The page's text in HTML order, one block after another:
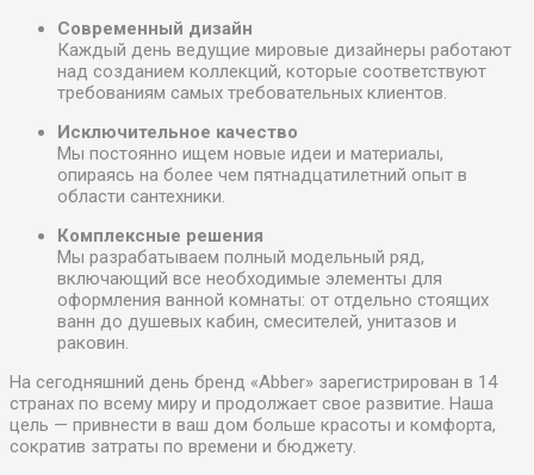
Современный дизайн
Каждый день ведущие мировые дизайнеры работают
над созданием коллекций, которые соответствуют
требованиям самых требовательных клиентов.
Исключительное качество
Мы постоянно ищем новые идеи и материалы,
опираясь на более чем пятнадцатилетний опыт в
области сантехники.
Комплексные решения
Мы разрабатываем полный модельный ряд,
включающий все необходимые элементы для
оформления ванной комнаты: от отдельно стоящих
ванн до душевых кабин, смесителей, унитазов и
раковин.
На сегодняшний день бренд «Abber» зарегистрирован в 14
странах по всему миру и продолжает свое развитие. Наша
цель — привнести в ваш дом больше красоты и комфорта,
сократив затраты по времени и бюджету.